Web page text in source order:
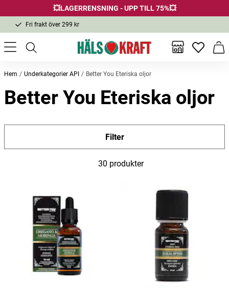
💥LAGERRENSNING - UPP TILL 75%💥
Fri frakt över 299 kr
1-3 dagars leverans
Samma pris i butik & online
Fri frakt över 299 kr
Inga
Hem Underkategorier API Better You Eteriska oljor
Better You Eteriska oljor
Filter
30 produkter